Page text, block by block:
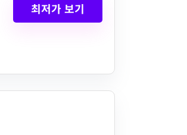
최저가 보기